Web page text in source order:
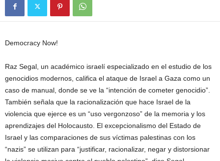
Democracy Now!
Raz Segal, un académico israelí especializado en el estudio de los
genocidios modernos, califica el ataque de Israel a Gaza como un
caso de manual, donde se ve la “intención de cometer genocidio”.
También señala que la racionalización que hace Israel de la
violencia que ejerce es un “uso vergonzoso” de la memoria y los
aprendizajes del Holocausto. El excepcionalismo del Estado de
Israel y las comparaciones de sus víctimas palestinas con los
“nazis” se utilizan para “justificar, racionalizar, negar y distorsionar